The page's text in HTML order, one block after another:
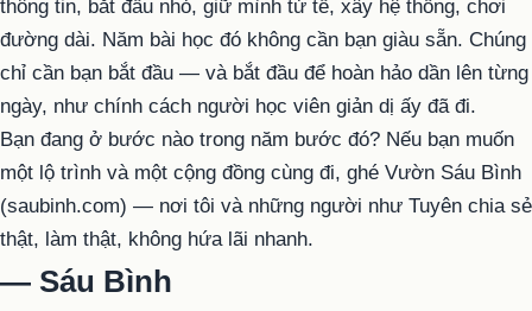
thông tin, bắt đầu nhỏ, giữ mình tử tế, xây hệ thống, chơi
đường dài. Năm bài học đó không cần bạn giàu sẵn. Chúng
chỉ cần bạn bắt đầu — và bắt đầu để hoàn hảo dần lên từng
ngày, như chính cách người học viên giản dị ấy đã đi.
Bạn đang ở bước nào trong năm bước đó? Nếu bạn muốn
một lộ trình và một cộng đồng cùng đi, ghé Vườn Sáu Bình
(saubinh.com) — nơi tôi và những người như Tuyên chia sẻ
thật, làm thật, không hứa lãi nhanh.
— Sáu Bình